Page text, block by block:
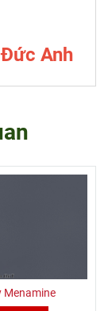
Anh
Menamine